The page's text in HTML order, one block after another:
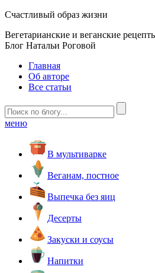
Счастливый образ жизни
Вегетарианские и веганские
Блог Натальи Роговой
Главная
Об авторе
Все статьи
меню
В мультиварке
Веганам, постное
Выпечка без яиц
Десерты
Закуски и соусы
Напитки